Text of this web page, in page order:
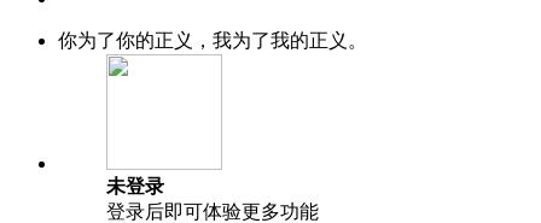
你为了你的正义，我为了我的正义。
未登录
登录后即可体验更多功能